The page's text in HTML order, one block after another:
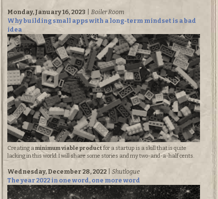
Monday, January 16, 2023
Boiler Room
Why building small apps with a long-term mindset is a bad
idea
Creating aminimum viable productfor a startup is a skill that is quite
lacking in this world. I will share some stories and my two-and-a-half cents.
Wednesday, December 28, 2022
Shutlogue
The year 2022 in one word, one more word